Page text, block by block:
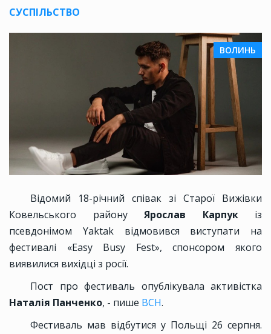
СУСПІЛЬСТВО
ВОЛИНЬ
Відомий 18-річний співак зі Старої Вижівки
Ковельського району Ярослав Карпукіз
псевдонімом Yaktak відмовився виступати на
фестивалі «Easy Busy Fest», спонсором якого
виявилися вихідці з росії.
Пост про фестиваль опублікувала активістка
Наталія Панченко, - пише ВСН.
Фестиваль мав відбутися у Польщі 26 серпня.